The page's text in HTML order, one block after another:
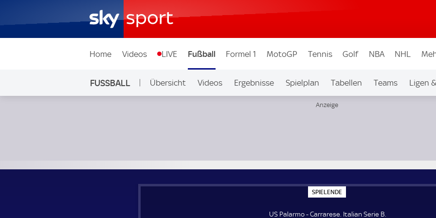
Home Videos LIVE Fußball Formel 1 MotoGP Tennis Golf NBA NHL
FUSSBALL Übersicht Videos Ergebnisse Spielplan Tabellen Teams Ligen
SPIELENDE
P
E
US Palarmo - Carrarese. Italian Serie B.